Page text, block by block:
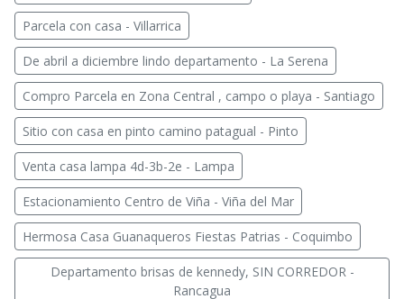
Parcela con casa - Villarrica
De abril a diciembre lindo departamento - La Serena
Compro Parcela en Zona Central , campo o playa - Santiago
Sitio con casa en pinto camino patagual - Pinto
Venta casa lampa 4d-3b-2e - Lampa
Estacionamiento Centro de Viña - Viña del Mar
Hermosa Casa Guanaqueros Fiestas Patrias - Coquimbo
Departamento brisas de kennedy, SIN CORREDOR -
Rancagua